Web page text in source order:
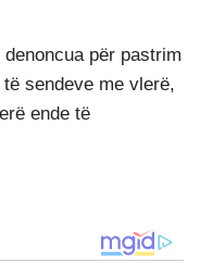
për pastrim
sendeve me vlerë,
ende të